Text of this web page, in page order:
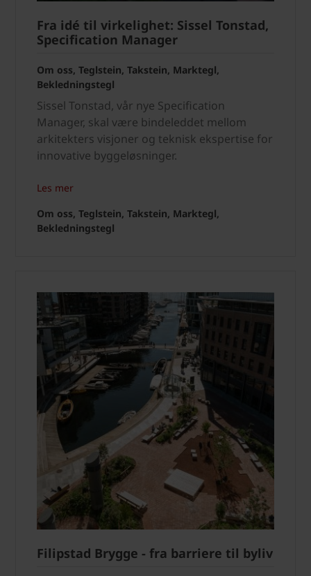
Fra idé til virkelighet: Sissel Tonstad,
Specification Manager
Om oss, Teglstein, Takstein, Marktegl,
Bekledningstegl
Sissel Tonstad, vår nye Specification
Manager, skal være bindeleddet mellom
arkitekters visjoner og teknisk ekspertise for
innovative byggeløsninger.
Les mer
Om oss, Teglstein, Takstein, Marktegl,
Bekledningstegl
Filipstad Brygge - fra barriere til byliv